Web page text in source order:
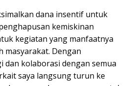
dana insentif untuk
kemiskinan
kegiatan yang manfaatnya
masyarakat. Dengan
dan kolaborasi dengan semua
saya langsung turun ke